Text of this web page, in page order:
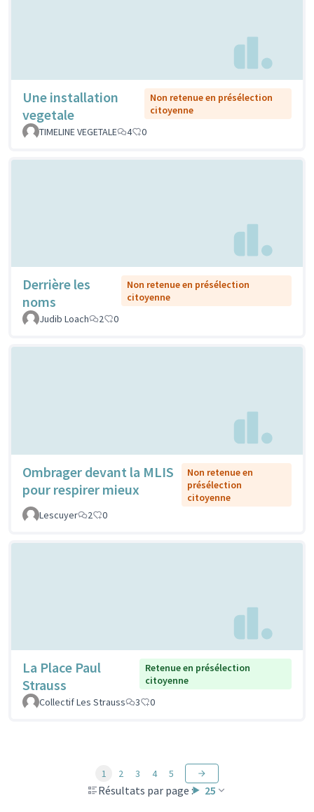
Une installation
vegetale
Non retenue en présélection
citoyenne
TIMELINE VEGETALE
4 0
Derrière les
noms
Non retenue en présélection
citoyenne
Judib Loach
2 0
Ombrager devant la MLIS
pour respirer mieux
Non retenue en
présélection
citoyenne
Lescuyer
2 0
La Place Paul
Strauss
Retenue en présélection
citoyenne
Collectif Les Strauss
3 0
Résultats par page : 25
1 2 3 4 5